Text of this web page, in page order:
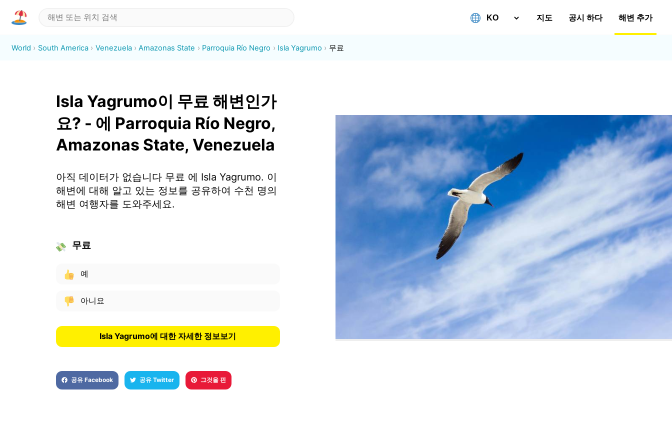
지도 공시 하다 해변 추가
World South America Venezuela Amazonas State Parroquia Río Negro Isla Yagrumo 무료
Isla Yagrumo이 무료 해변인가
요? - 에 Parroquia Río Negro,
Amazonas State, Venezuela
아직 데이터가 없습니다 무료 에 Isla Yagrumo. 이
해변에 대해 알고 있는 정보를 공유하여 수천 명의
해변 여행자를 도와주세요.
무료
예
아니요
Isla Yagrumo에 대한 자세한 정보보기
공유 Facebook 공유 Twitter 그것을 핀